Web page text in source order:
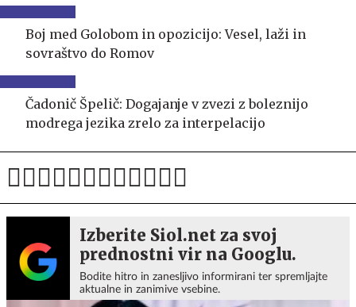
Boj med Golobom in opozicijo: Vesel, laži in
sovraštvo do Romov
Čadonič Špelič: Dogajanje v zvezi z boleznijo
modrega jezika zrelo za interpelacijo
Izberite Siol.net za svoj
prednostni vir na Googlu.
Bodite hitro in zanesljivo informirani ter spremljajte
aktualne in zanimive vsebine.